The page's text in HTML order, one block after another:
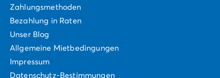
Zahlungsmethoden
Bezahlung in Raten
Unser Blog
Allgemeine Mietbedingungen
Impressum
Datenschutz-Bestimmungen